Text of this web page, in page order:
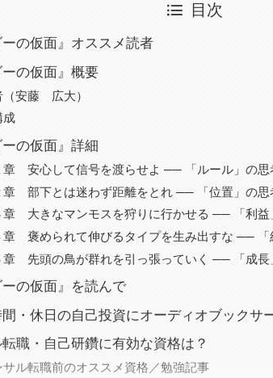
目次
ーの仮面』オススメ読者
ーの仮面』概要
（安藤 広大）
成
ーの仮面』詳細
章 安心して信号を渡らせよ ── 「ルール」の思
章 部下とは迷わず距離をとれ ── 「位置」の思
章 大きなマンモスを狩りに行かせる ── 「利益
章 褒められて伸びるタイプを生み出すな ── 「
章 先頭の鳥が群れを引っ張っていく ── 「成長
ーの仮面』を読んで
・休日の自己投資にオーディオブックサ
職・自己研鑽に有効な資格は？
サル転職前のオススメ資格／勉強記事